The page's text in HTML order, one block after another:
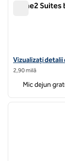
Home2
Vizualizați
Vizualizați
2,90 milă
Mic dejun
1 din 12